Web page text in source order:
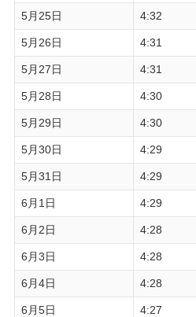
5月25日 4:32
5月26日 4:31
5月27日 4:31
5月28日 4:30
5月29日 4:30
5月30日 4:29
5月31日 4:29
6月1日 4:29
6月2日 4:28
6月3日 4:28
6月4日 4:28
6月5日 4:27